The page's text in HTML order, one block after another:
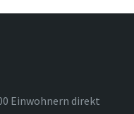
Einwohnern direkt